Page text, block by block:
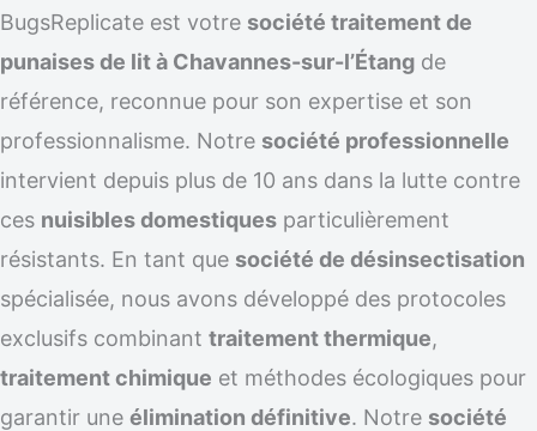
BugsReplicate est votre société traitement de
punaises de lit à Chavannes-sur-l’Étang de
référence, reconnue pour son expertise et son
professionnalisme. Notre société professionnelle
intervient depuis plus de 10 ans dans la lutte contre
ces nuisibles domestiques particulièrement
résistants. En tant que société de désinsectisation
spécialisée, nous avons développé des protocoles
exclusifs combinant traitement thermique,
traitement chimique et méthodes écologiques pour
garantir une élimination définitive. Notre société